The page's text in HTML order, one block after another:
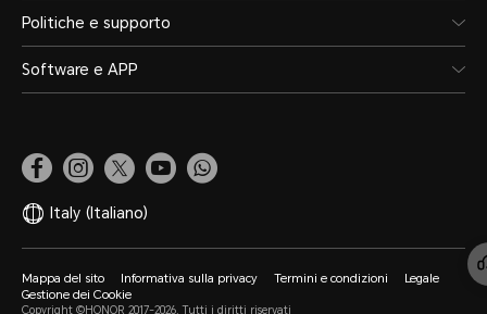
Politiche e supporto
Software e APP
Italy (Italiano)
Mappa del sito Informativa sulla privacy Termini e condizioni
Legale
Gestione dei Cookie
Copyright ©HONOR 2017-2026. Tutti i diritti riservati